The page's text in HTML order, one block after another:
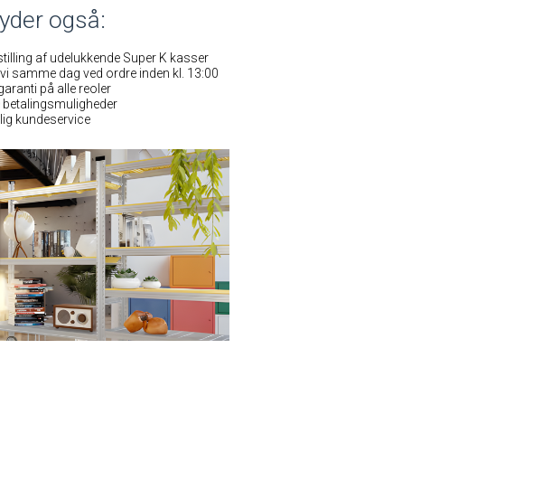
også:
af udelukkende Super K kasser
samme dag ved ordre inden kl. 13:00
på alle reoler
betalingsmuligheder
kundeservice